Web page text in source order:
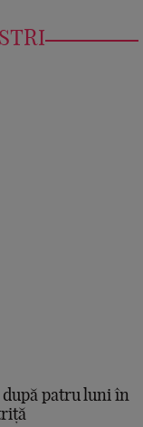
după patru luni în